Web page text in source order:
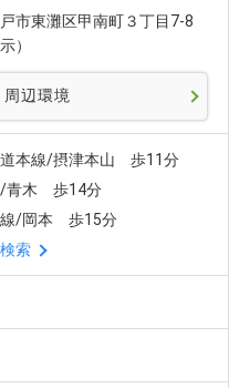
中学受験あり)
市東灘区甲南町３丁目7-8
）
周辺環境
道本線/摂津本山 歩11分
/青木 歩14分
線/岡本 歩15分
索